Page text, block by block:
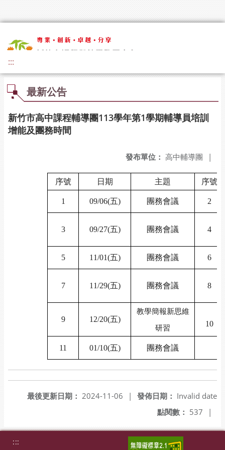
:::
最新公告
新竹市高中課程輔導團113學年第1學期輔導員培訓
增能及團務時間
發布單位： 高中輔導團 |
序號 日期 主題 序號
1 09/06(五) 團務會議 2
3 09/27(五) 團務會議 4
5 11/01(五) 團務會議 6
7 11/29(五) 團務會議 8
9 12/20(五)
教學簡報新思維
研習 10
11 01/10(五) 團務會議
發佈日期： Invalid date
最後更新日期： 2024-11-06
|
點閱數： 537 |
:::